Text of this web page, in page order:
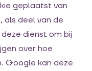
geplaatst van
als deel van de
dienst om bij
over hoe
Google kan deze